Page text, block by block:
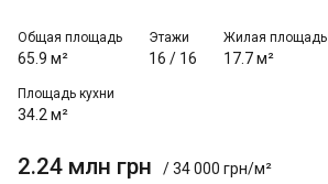
Общая площадь
65.9 м²
Этажи
16 / 16
Жилая площадь
17.7 м²
Площадь кухни
34.2 м²
2.24 млн грн / 34 000 грн/м²